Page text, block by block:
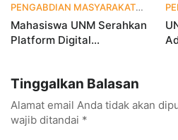
PENGABDIAN MASYARAKAT 1
Mahasiswa UNM Serahkan
Platform Digital
Digital
Tinggalkan Balasan
Alamat email Anda tidak akan
wajib ditandai *